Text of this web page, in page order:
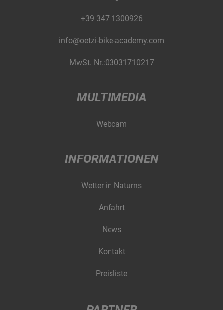
+39 347 1300926
info@oetzi-bike-academy.com
MwSt. Nr.:03031710217
MULTIMEDIA
Webcam
INFORMATIONEN
Wetter in Naturns
Anfahrt
News
Kontakt
Preisliste